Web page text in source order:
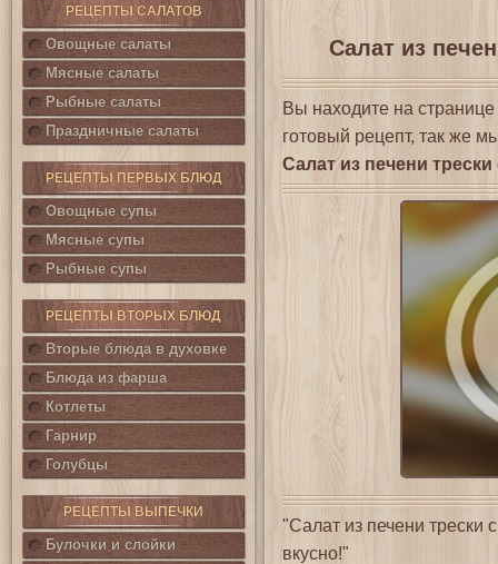
РЕЦЕПТЫ САЛАТОВ
Овощные салаты
Мясные салаты
Рыбные салаты
Праздничные салаты
РЕЦЕПТЫ ПЕРВЫХ БЛЮД
Овощные супы
Мясные супы
Рыбные супы
РЕЦЕПТЫ ВТОРЫХ БЛЮД
Вторые блюда в духовке
Блюда из фарша
Котлеты
Гарнир
Голубцы
РЕЦЕПТЫ ВЫПЕЧКИ
Булочки и слойки
Салат из
Вы находите на странице
готовый рецепт, так же
Салат из печени
"Салат из печени трески
вкусно!"